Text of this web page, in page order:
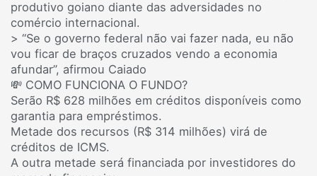
produtivo goiano diante das adversidades no
comércio internacional.
> “Se o governo federal não vai fazer nada, eu não
vou ficar de braços cruzados vendo a economia
afundar”, afirmou Caiado
💸 COMO FUNCIONA O FUNDO?
Serão R$ 628 milhões em créditos disponíveis como
garantia para empréstimos.
Metade dos recursos (R$ 314 milhões) virá de
créditos de ICMS.
A outra metade será financiada por investidores do